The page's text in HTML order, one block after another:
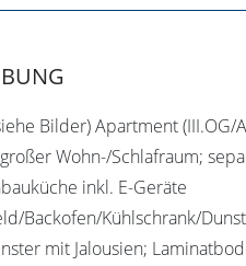
Bilder) Apartment (III.OG/
Wohn-/Schlafraum;
inkl. E-Geräte
Backofen/Kühlschrank/
mit Jalousien;